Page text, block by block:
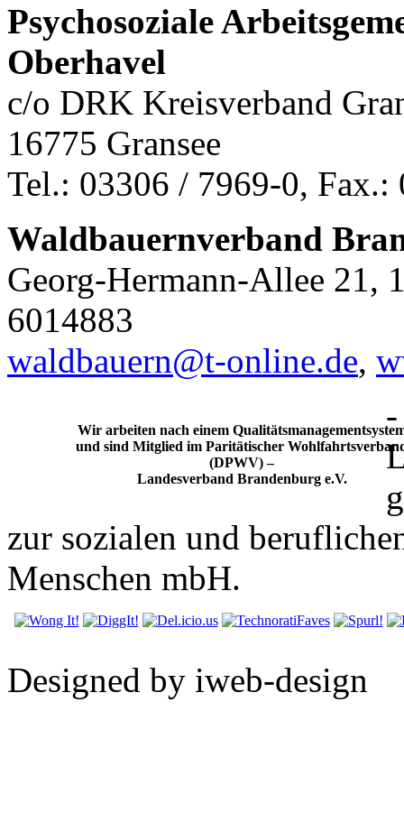
Psychosoziale
Oberhavel
c/o DRK Kreisverband
16775 Gransee
Tel.: 03306 / 7969-0, Fax.:
Waldbauernverband
Georg-Hermann-Allee 21,
6014883
waldbauern@t-online.de,
Wir arbeiten nach einem
und sind Mitglied im Paritätischer
(DPWV) –
Landesverband Brandenburg e.V.
zur sozialen und
Menschen mbH.
Designed by iweb-design